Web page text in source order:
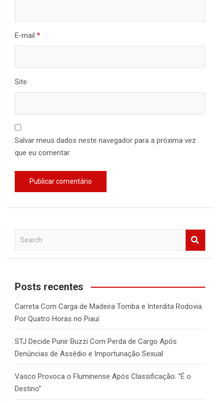
E-mail *
Site
Salvar meus dados neste navegador para a próxima vez
que eu comentar.
a
c
Posts recentes
Carreta Com Carga de Madeira Tomba e Interdita Rodovia
Por Quatro Horas no Piauí
STJ Decide Punir Buzzi Com Perda de Cargo Após
Denúncias de Assédio e Importunação Sexual
Vasco Provoca o Fluminense Após Classificação: “É o
Destino”